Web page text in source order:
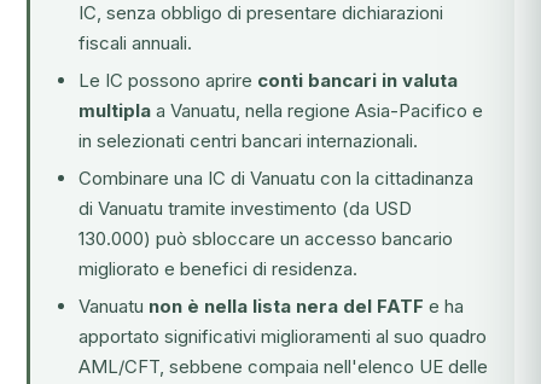
IC, senza obbligo di presentare dichiarazioni
fiscali annuali.
Le IC possono aprire conti bancari in valuta
multipla a Vanuatu, nella regione Asia-Pacifico e
in selezionati centri bancari internazionali.
Combinare una IC di Vanuatu con la cittadinanza
di Vanuatu tramite investimento (da USD
130.000) può sbloccare un accesso bancario
migliorato e benefici di residenza.
Vanuatu non è nella lista nera del FATF e ha
apportato significativi miglioramenti al suo quadro
AML/CFT, sebbene compaia nell'elenco UE delle